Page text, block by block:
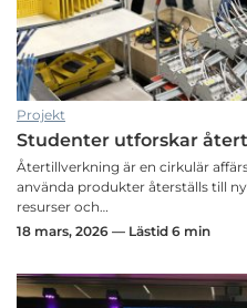
Projekt
Studenter utforskar
Återtillverkning är en cirkulär
använda produkter återställs till
resurser och…
18 mars, 2026 — Lästid 6 min